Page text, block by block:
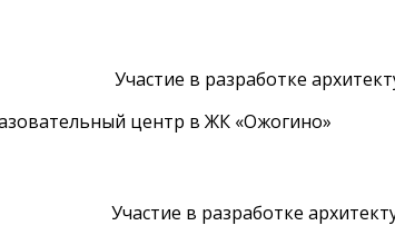
Участие в разработке
Участие в разработке